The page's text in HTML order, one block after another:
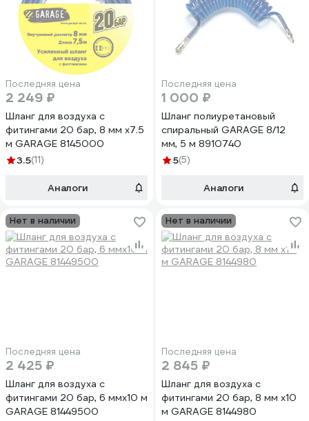
Последняя цена
2 249 ₽
Шланг для воздуха с
фитингами 20 бар, 8 мм х7.5
м GARAGE 8145000
3.5(11)
Аналоги
Последняя цена
1 000 ₽
Шланг полиуретановый
спиральный GARAGE 8/12
мм, 5 м 8910740
5(5)
Аналоги
Нет в наличии
Последняя цена
2 425 ₽
Шланг для воздуха с
фитингами 20 бар, 6 ммх10 м
GARAGE 81449500
Нет в наличии
Последняя цена
2 845 ₽
Шланг для воздуха с
фитингами 20 бар, 8 мм х10
м GARAGE 8144980